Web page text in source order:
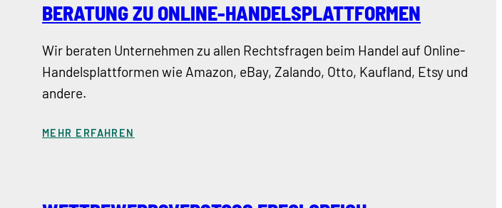
BERATUNG ZU ONLINE-HANDELSPLATTFORMEN
Wir beraten Unternehmen zu allen Rechtsfragen beim Handel auf Online-
Handelsplattformen wie Amazon, eBay, Zalando, Otto, Kaufland, Etsy und
andere.
MEHR ERFAHREN